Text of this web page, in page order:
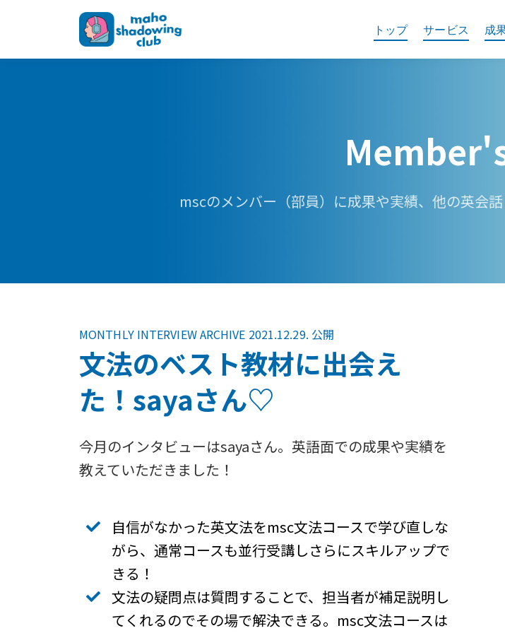
トップ サービス 成
mscのメンバー（部員）に成果や実績、他の英会
MONTHLY INTERVIEW ARCHIVE 2021.12.29. 公開
文法のベスト教材に出会え
た！sayaさん♡
今月のインタビューはsayaさん。英語面での成果や実績を
教えていただきました！
自信がなかった英文法をmsc文法コースで学び直しな
がら、通常コースも並行受講しさらにスキルアップで
きる！
文法の疑問点は質問することで、担当者が補足説明し
てくれるのでその場で解決できる。msc文法コースは